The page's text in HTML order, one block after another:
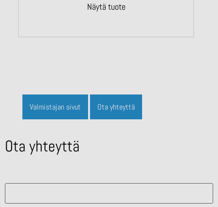
Näytä tuote
Valmistajan sivut Ota yhteyttä
Ota yhteyttä